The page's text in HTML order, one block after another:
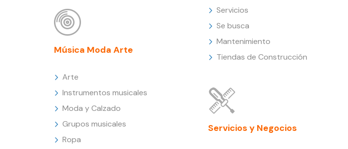
Música Moda Arte
Arte
Instrumentos musicales
Moda y Calzado
Grupos musicales
Ropa
Servicios
Se busca
Mantenimiento
Tiendas de Construcción
Servicios y Negocios